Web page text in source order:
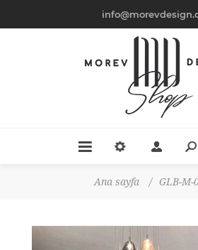
Ana sayfa / GLB-M-